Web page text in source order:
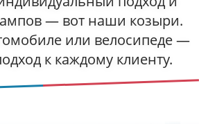
— вот наши козыри.
или велосипеде —
к каждому клиенту.